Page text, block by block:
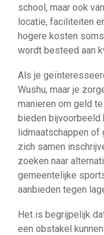
school, maar ook
locatie, faciliteiten
hogere kosten
wordt besteed aan
Als je
Wushu, maar je
manieren om geld
bieden bijvoorbeeld
lidmaatschappen of
zich samen
zoeken naar
gemeentelijke
aanbieden tegen
Het is begrijpelijk
een obstakel